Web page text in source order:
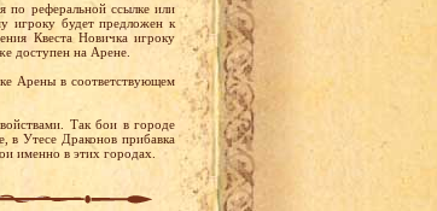
по реферальной ссылке или
игроку будет предложен к
Квеста Новичка игроку
доступен на Арене.
Арены в соответствующем
Так бои в городе
в Утесе Драконов прибавка
именно в этих городах.